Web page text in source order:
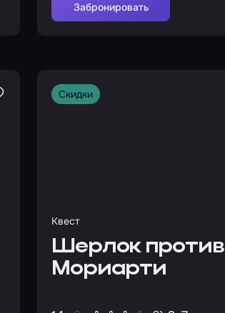
Забронировать
Скидки
Квест
Шерлок против
Мориарти